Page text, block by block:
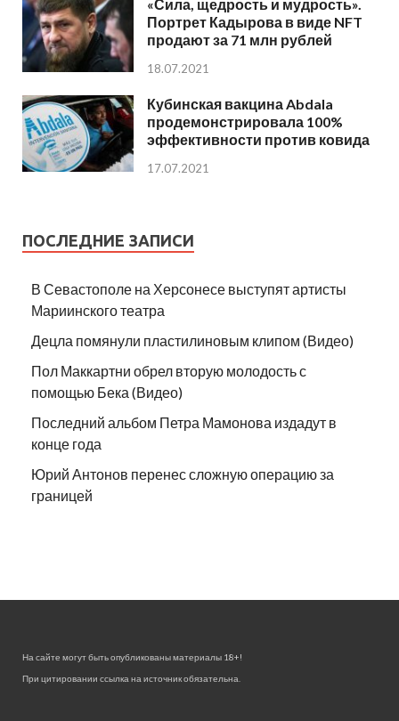
«Сила, щедрость и мудрость».
Портрет Кадырова в виде NFT
продают за 71 млн рублей
18.07.2021
Кубинская вакцина Abdala
продемонстрировала 100%
эффективности против ковида
17.07.2021
ПОСЛЕДНИЕ ЗАПИСИ
В Севастополе на Херсонесе выступят артисты
Мариинского театра
Децла помянули пластилиновым клипом (Видео)
Пол Маккартни обрел вторую молодость с
помощью Бека (Видео)
Последний альбом Петра Мамонова издадут в
конце года
Юрий Антонов перенес сложную операцию за
границей
На сайте могут быть опубликованы материалы 18+!
При цитировании ссылка на источник обязательна.